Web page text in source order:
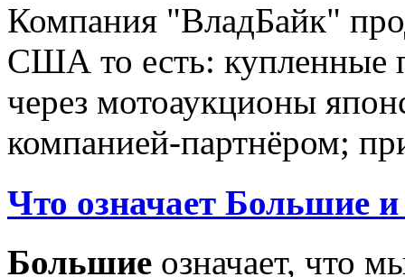
Компания "ВладБайк"
США то есть: купленные
через мотоаукционы
компанией-партнёром;
Что означает Большие
Большие означает, что